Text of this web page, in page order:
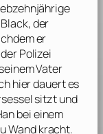
, der
er
Polizei
Vater
hier dauert es
sitzt und
bei einem
Wand kracht.